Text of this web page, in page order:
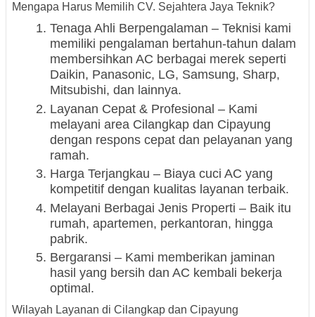
Mengapa Harus Memilih CV. Sejahtera Jaya Teknik?
Tenaga Ahli Berpengalaman – Teknisi kami
memiliki pengalaman bertahun-tahun dalam
membersihkan AC berbagai merek seperti
Daikin, Panasonic, LG, Samsung, Sharp,
Mitsubishi, dan lainnya.
Layanan Cepat & Profesional – Kami
melayani area Cilangkap dan Cipayung
dengan respons cepat dan pelayanan yang
ramah.
Harga Terjangkau – Biaya cuci AC yang
kompetitif dengan kualitas layanan terbaik.
Melayani Berbagai Jenis Properti – Baik itu
rumah, apartemen, perkantoran, hingga
pabrik.
Bergaransi – Kami memberikan jaminan
hasil yang bersih dan AC kembali bekerja
optimal.
Wilayah Layanan di Cilangkap dan Cipayung